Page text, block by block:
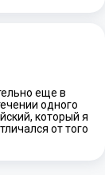
еще в
одного
который я
от того